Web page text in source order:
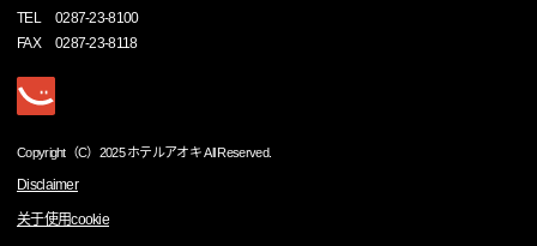
TEL
0287-23-8100
FAX
0287-23-8118
Copyright（C）2025 ホテルアオキ All Reserved.
Disclaimer
关于使用cookie